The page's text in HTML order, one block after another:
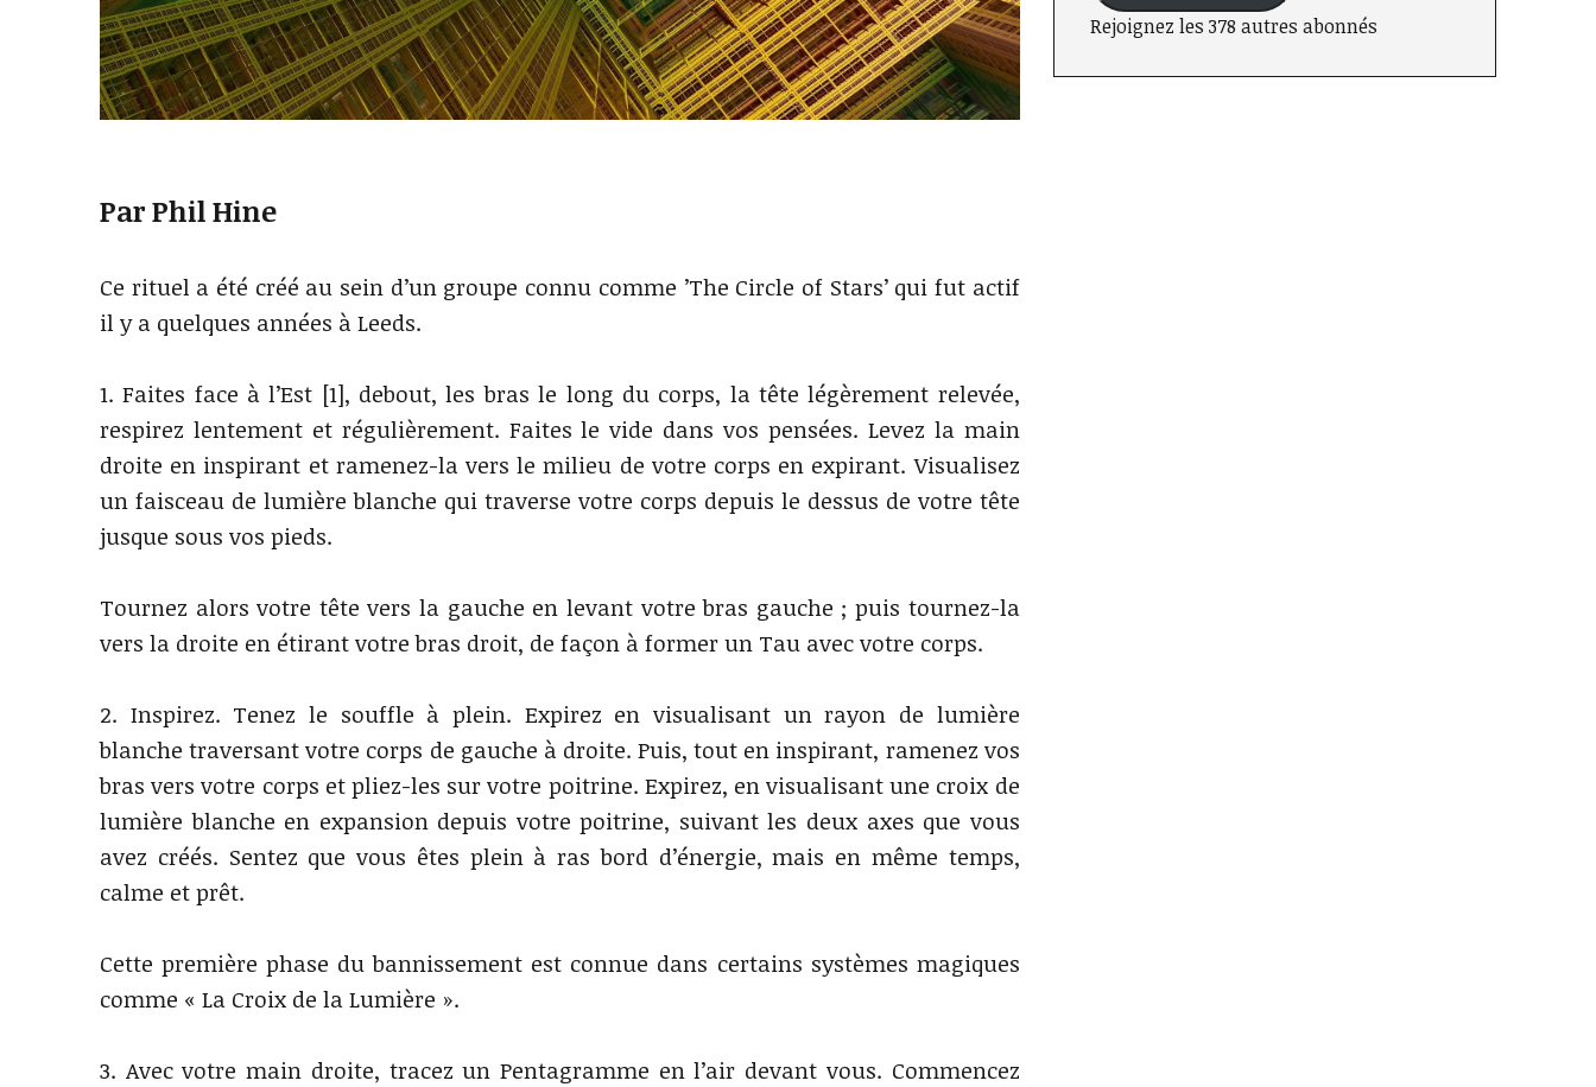
Par Phil Hine
Ce rituel a été créé au sein d’un groupe connu comme ’The Circle of Stars’ qui fut actif
il y a quelques années à Leeds.
1. Faites face à l’Est [1], debout, les bras le long du corps, la tête légèrement relevée,
respirez lentement et régulièrement. Faites le vide dans vos pensées. Levez la main
droite en inspirant et ramenez-la vers le milieu de votre corps en expirant. Visualisez
un faisceau de lumière blanche qui traverse votre corps depuis le dessus de votre tête
jusque sous vos pieds.
Tournez alors votre tête vers la gauche en levant votre bras gauche ; puis tournez-la
vers la droite en étirant votre bras droit, de façon à former un Tau avec votre corps.
2. Inspirez. Tenez le souffle à plein. Expirez en visualisant un rayon de lumière
blanche traversant votre corps de gauche à droite. Puis, tout en inspirant, ramenez vos
bras vers votre corps et pliez-les sur votre poitrine. Expirez, en visualisant une croix de
lumière blanche en expansion depuis votre poitrine, suivant les deux axes que vous
avez créés. Sentez que vous êtes plein à ras bord d’énergie, mais en même temps,
calme et prêt.
Cette première phase du bannissement est connue dans certains systèmes magiques
comme « La Croix de la Lumière ».
3. Avec votre main droite, tracez un Pentagramme en l’air devant vous. Commencez
Rejoignez les 378 autres abonnés